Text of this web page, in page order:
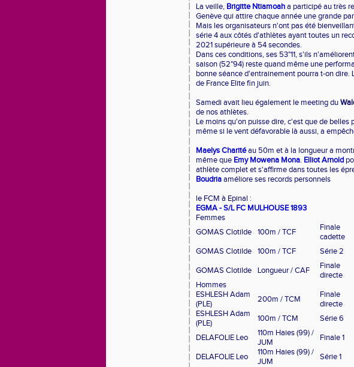
La veille, Brigitte Ntiamoaha participé au très
Genève qui attire chaque année une grande
Mais les organisateurs n'ont pas été
série 4 aux côtés d'athlètes ayant toutes un
2021 supérieure à 54 secondes.
Dans ces conditions, ses 53"11, s'ils
saison (52"94) reste quand même une
bonne séance d'entrainement pourra t-on dire.
de France Elite fin juin.
Samedi avait lieu également le meeting du
de nos athlètes.
Le moins qu'on puisse dire, c'est que de belles
même si le vent défavorable là aussi, a
Maelys Charitéau 50m et à la longueur a
même que Emy Mowena Mona. Elliot Arnold
athlète complet et s'affirme dans toutes les
Boudriaaméliore ses records personnels
le FCM à Epinal :
EGMA - S/L FC MULHOUSE 1893
Femmes
GOMAS Clotilde
100m / TCF
Finale
cadette
GOMAS Clotilde
100m / TCF Série 2
GOMAS Clotilde
Longueur / CAF
Finale
directe
Hommes
ESHLESH Adam
(PLE)
200m / TCM
Finale
directe
ESHLESH Adam
(PLE)
100m / TCM Série 6
DELAFOLIE Leo
110m Haies (99) /
JUM
Finale 1
DELAFOLIE Leo
110m Haies (99) /
JUM
Série 1